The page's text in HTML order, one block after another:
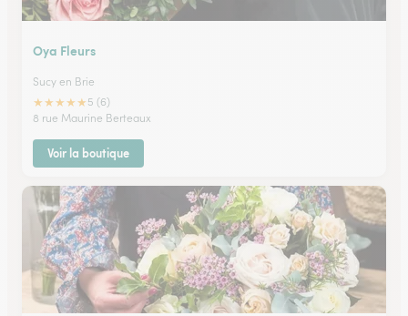
Oya Fleurs
Sucy en Brie
★★★★★ 5 (6)
8 rue Maurine Berteaux
Voir la boutique